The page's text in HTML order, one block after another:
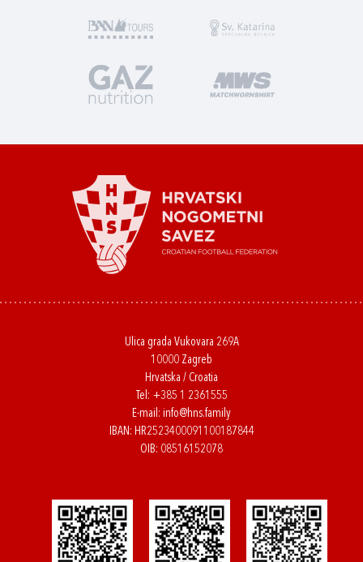
Ulica grada Vukovara 269A
10000 Zagreb
Hrvatska / Croatia
Tel: +385 1 2361555
E-mail: info@hns.family
IBAN: HR2523400091100187844
OIB: 08516152078